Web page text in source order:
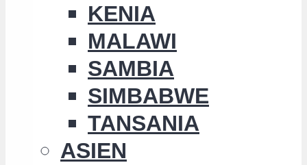
KENIA
MALAWI
SAMBIA
SIMBABWE
TANSANIA
ASIEN